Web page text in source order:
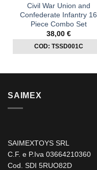
Civil War Union and
Confederate Infantry 16
Piece Combo Set
38,00 €
COD: TSSD001C
SAIMEX
SAIMEXTOYS SRL
C.F. e P.Iva 03664210360
Cod. SDI 5RUO82D